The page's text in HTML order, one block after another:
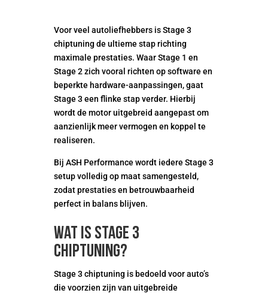
Voor veel autoliefhebbers is Stage 3
chiptuning de ultieme stap richting
maximale prestaties. Waar Stage 1 en
Stage 2 zich vooral richten op software en
beperkte hardware-aanpassingen, gaat
Stage 3 een flinke stap verder. Hierbij
wordt de motor uitgebreid aangepast om
aanzienlijk meer vermogen en koppel te
realiseren.
Bij ASH Performance wordt iedere Stage 3
setup volledig op maat samengesteld,
zodat prestaties en betrouwbaarheid
perfect in balans blijven.
Wat is Stage 3
chiptuning?
Stage 3 chiptuning is bedoeld voor auto’s
die voorzien zijn van uitgebreide